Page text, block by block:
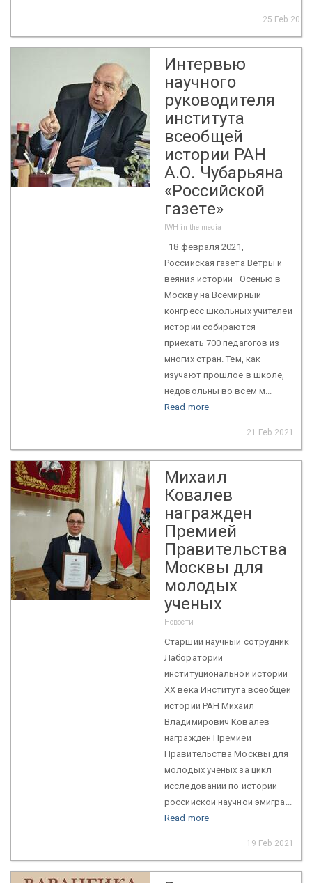
25 Feb 2021
Интервью
научного
руководителя
института
всеобщей
истории РАН
А.О. Чубарьяна
«Российской
газете»
IWH in the media
18 февраля 2021,
Российская газета Ветры и
веяния истории Осенью в
Москву на Всемирный
конгресс школьных учителей
истории собираются
приехать 700 педагогов из
многих стран. Тем, как
изучают прошлое в школе,
недовольны во всем м...
Read more
21 Feb 2021
Михаил
Ковалев
награжден
Премией
Правительства
Москвы для
молодых
ученых
Новости
Старший научный сотрудник
Лаборатории
институциональной истории
ХХ века Института всеобщей
истории РАН Михаил
Владимирович Ковалев
награжден Премией
Правительства Москвы для
молодых ученых за цикл
исследований по истории
российской научной эмигра...
Read more
19 Feb 2021